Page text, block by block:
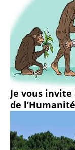
Je vous
de l’Humanité